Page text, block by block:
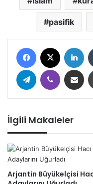
pasifik
Facebook
Telegram Viber E-
İlgili Makaleler
Arjantin Büyükelçisi